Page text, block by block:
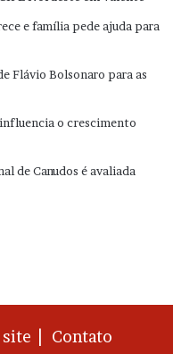
e família pede ajuda para
Flávio Bolsonaro para as
o crescimento
de Canudos é avaliada
site | Contato